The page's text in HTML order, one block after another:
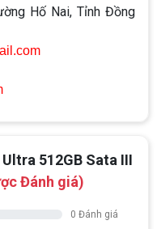
Hố Nai, Tỉnh Đồng
512GB Sata III
Đánh giá)
0 Đánh giá